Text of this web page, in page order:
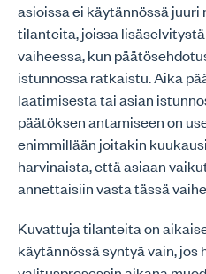
asioissa ei käytännössä
tilanteita, joissa
vaiheessa, kun
istunnossa ratkaistu. Aika
laatimisesta tai asian
päätöksen antamiseen on
enimmillään joitakin
harvinaista, että asiaan
annettaisiin vasta tässä
Kuvattuja tilanteita on
käytännössä syntyä vain, jos